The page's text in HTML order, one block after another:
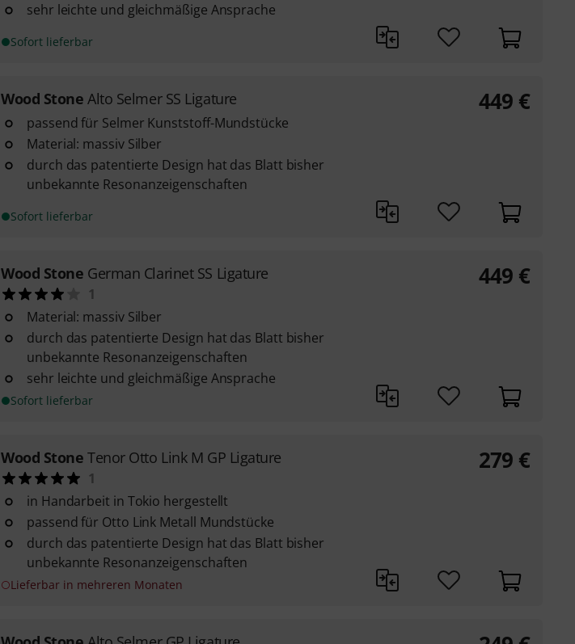
sehr leichte und gleichmäßige Ansprache
Sofort lieferbar
Wood Stone Alto Selmer SS Ligature
passend für Selmer Kunststoff-Mundstücke
Material: massiv Silber
durch das patentierte Design hat das Blatt bisher
unbekannte Resonanzeigenschaften
Sofort lieferbar
449 €
Wood Stone German Clarinet SS Ligature
1
Material: massiv Silber
durch das patentierte Design hat das Blatt bisher
unbekannte Resonanzeigenschaften
sehr leichte und gleichmäßige Ansprache
Sofort lieferbar
449 €
Wood Stone Tenor Otto Link M GP Ligature
1
in Handarbeit in Tokio hergestellt
passend für Otto Link Metall Mundstücke
durch das patentierte Design hat das Blatt bisher
unbekannte Resonanzeigenschaften
Lieferbar in mehreren Monaten
279 €